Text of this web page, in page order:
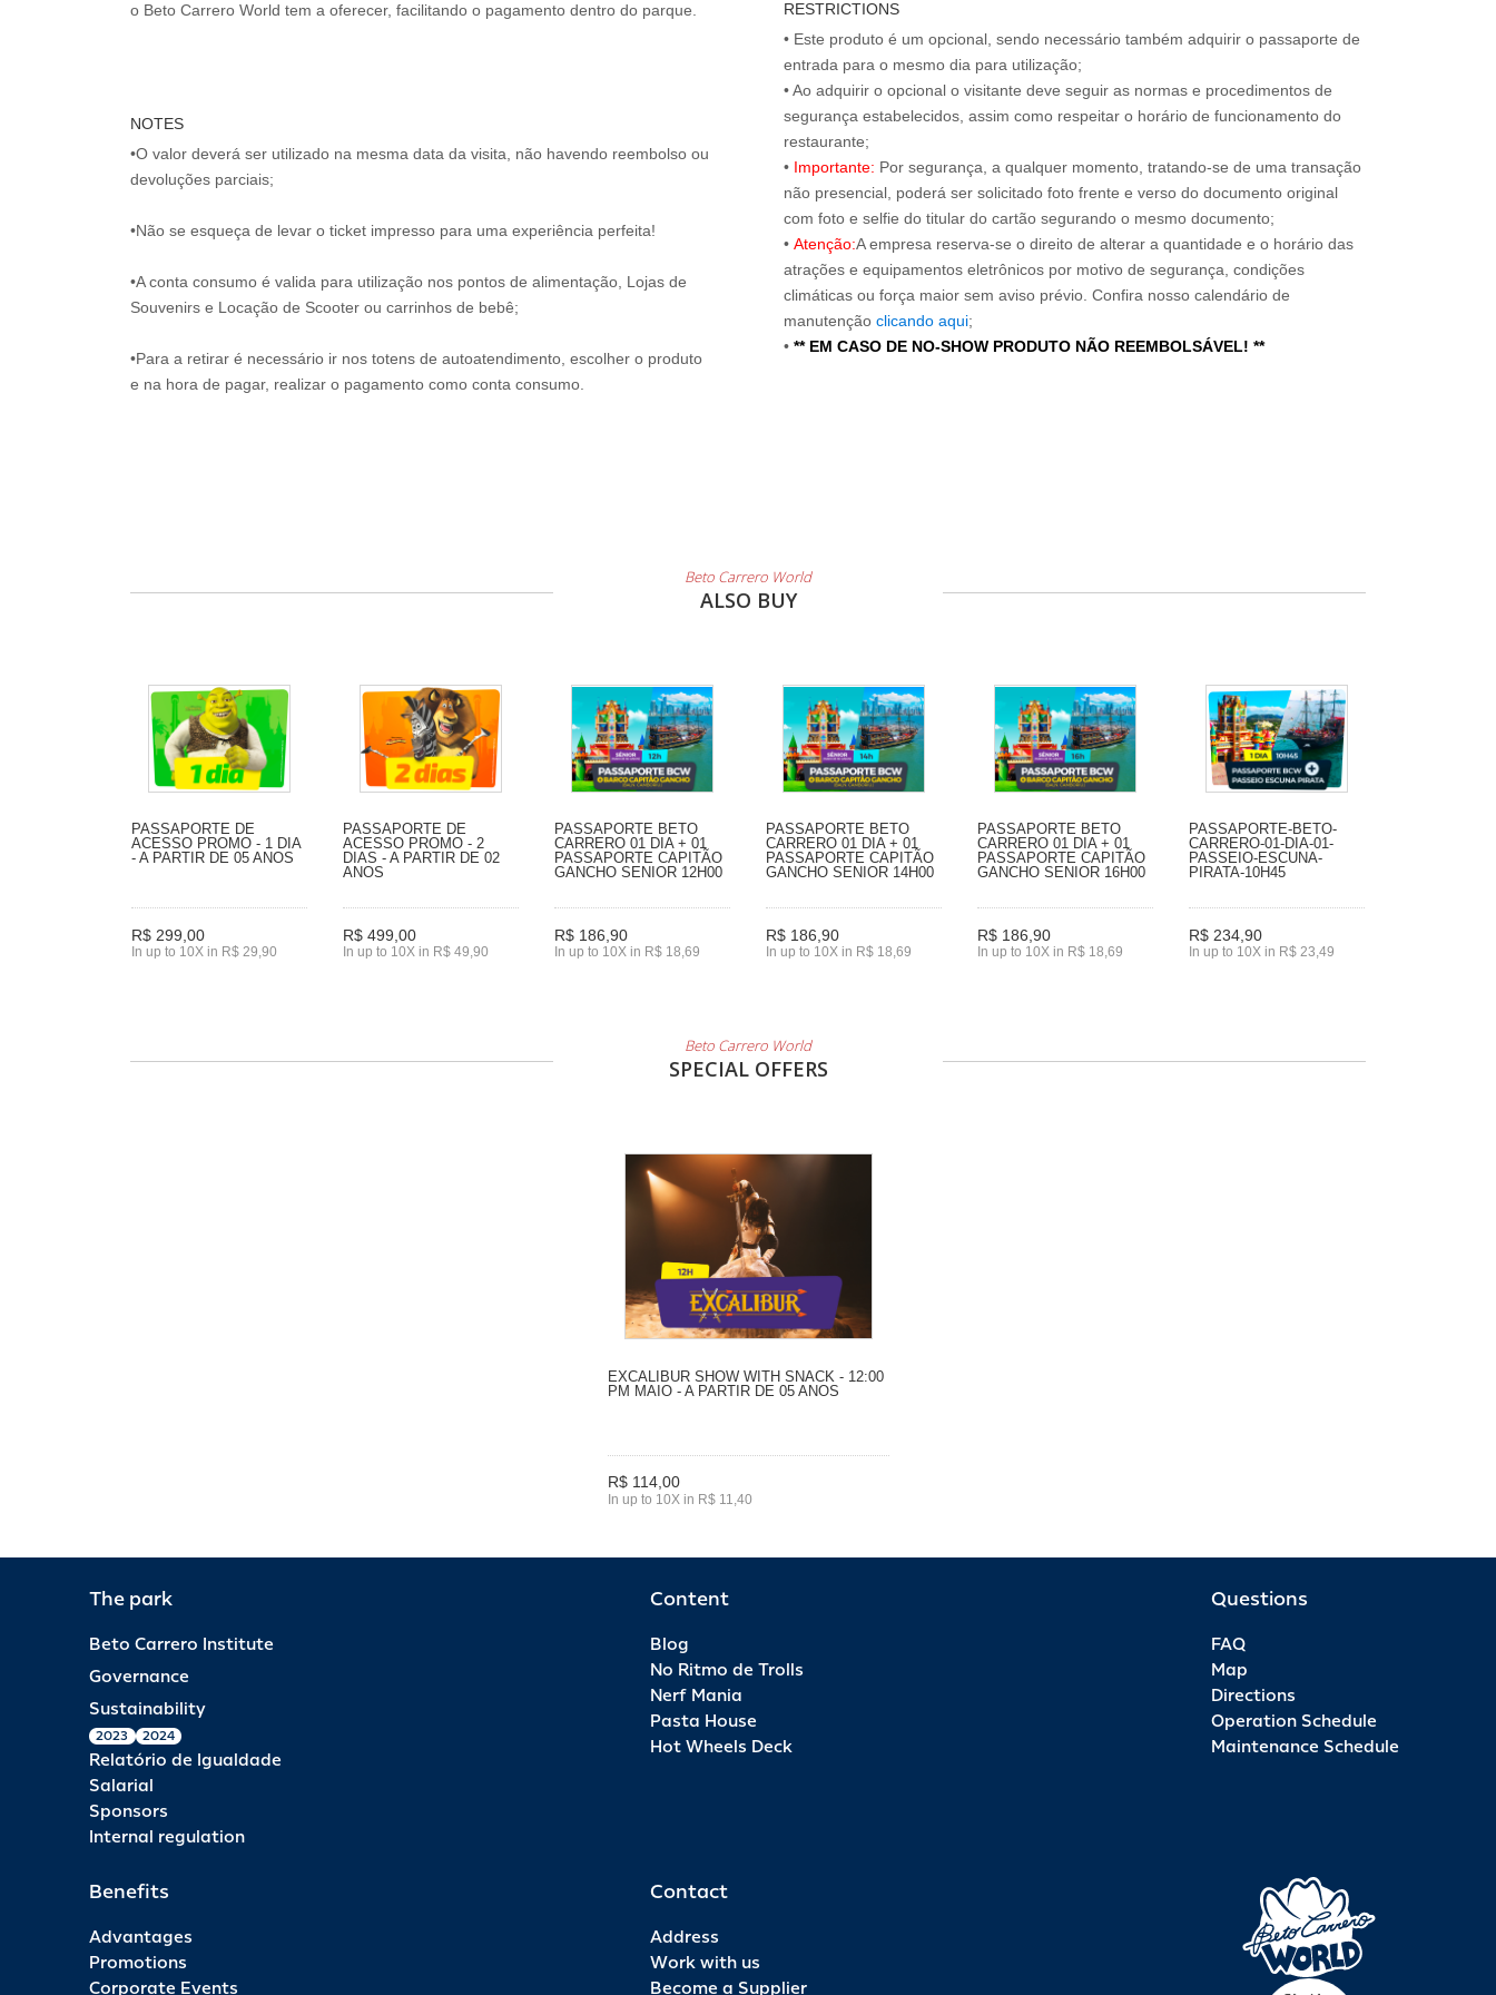
o Beto Carrero World tem a oferecer, facilitando o pagamento dentro do parque.
NOTES
•O valor deverá ser utilizado na mesma data da visita, não havendo reembolso ou
devoluções parciais;
•Não se esqueça de levar o ticket impresso para uma experiência perfeita!
•A conta consumo é valida para utilização nos pontos de alimentação, Lojas de
Souvenirs e Locação de Scooter ou carrinhos de bebê;
•Para a retirar é necessário ir nos totens de autoatendimento, escolher o produto
e na hora de pagar, realizar o pagamento como conta consumo.
RESTRICTIONS
• Este produto é um opcional, sendo necessário também adquirir o passaporte de
entrada para o mesmo dia para utilização;
• Ao adquirir o opcional o visitante deve seguir as normas e procedimentos de
segurança estabelecidos, assim como respeitar o horário de funcionamento do
restaurante;
• Importante: Por segurança, a qualquer momento, tratando-se de uma transação
não presencial, poderá ser solicitado foto frente e verso do documento original
com foto e selfie do titular do cartão segurando o mesmo documento;
• Atenção:A empresa reserva-se o direito de alterar a quantidade e o horário das
atrações e equipamentos eletrônicos por motivo de segurança, condições
climáticas ou força maior sem aviso prévio. Confira nosso calendário de
manutenção clicando aqui;
• ** EM CASO DE NO-SHOW PRODUTO NÃO REEMBOLSÁVEL! **
Beto Carrero World
ALSO BUY
PASSAPORTE DE
ACESSO PROMO - 1 DIA
- A PARTIR DE 05 ANOS
R$ 299,00
In up to 10X in R$ 29,90
PASSAPORTE DE
ACESSO PROMO - 2
DIAS - A PARTIR DE 02
ANOS
R$ 499,00
In up to 10X in R$ 49,90
PASSAPORTE BETO
CARRERO 01 DIA + 01
PASSAPORTE CAPITÃO
GANCHO SENIOR 12H00
R$ 186,90
In up to 10X in R$ 18,69
PASSAPORTE BETO
CARRERO 01 DIA + 01
PASSAPORTE CAPITÃO
GANCHO SENIOR 14H00
R$ 186,90
In up to 10X in R$ 18,69
PASSAPORTE BETO
CARRERO 01 DIA + 01
PASSAPORTE CAPITÃO
GANCHO SENIOR 16H00
R$ 186,90
In up to 10X in R$ 18,69
PASSAPORTE-BETO-
CARRERO-01-DIA-01-
PASSEIO-ESCUNA-
PIRATA-10H45
R$ 234,90
In up to 10X in R$ 23,49
Beto Carrero World
SPECIAL OFFERS
EXCALIBUR SHOW WITH SNACK - 12:00
PM MAIO - A PARTIR DE 05 ANOS
R$ 114,00
In up to 10X in R$ 11,40
The park
Beto Carrero Institute
Governance
Sustainability
2023 2024
Relatório de Igualdade
Salarial
Sponsors
Internal regulation
Content
Blog
No Ritmo de Trolls
Nerf Mania
Pasta House
Hot Wheels Deck
Questions
FAQ
Map
Directions
Operation Schedule
Maintenance Schedule
Benefits
Advantages
Promotions
Corporate Events
Contact
Address
Work with us
Become a Supplier